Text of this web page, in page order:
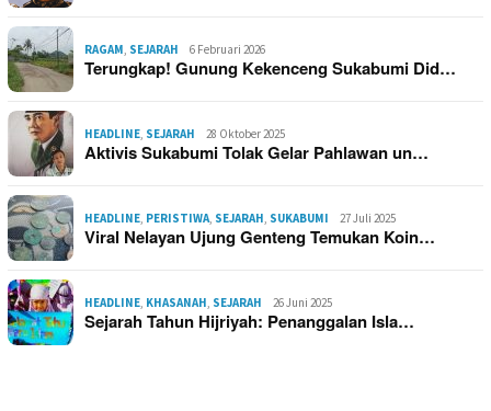
RAGAM SEJARAH 6 Februari 2026
Terungkap! Gunung Kekenceng Sukabumi Did…
HEADLINE SEJARAH 28 Oktober 2025
Aktivis Sukabumi Tolak Gelar Pahlawan un…
HEADLINE PERISTIWA SEJARAH SUKABUMI 27 Juli 2025
Viral Nelayan Ujung Genteng Temukan Koin…
HEADLINE KHASANAH SEJARAH 26 Juni 2025
Sejarah Tahun Hijriyah: Penanggalan Isla…